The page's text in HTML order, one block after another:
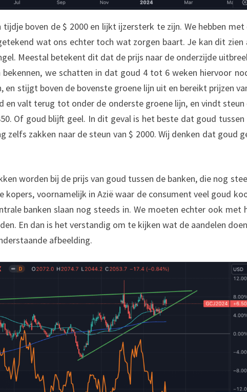
boven de $ 2000 en lijkt ijzersterk te zijn. We hebben met
wat ons echter toch wat zorgen baart. Je kan dit zien
Meestal betekent dit dat de prijs naar de onderzijde
bekennen, we schatten in dat goud 4 tot 6 weken hiervoor
stijgt boven de bovenste groene lijn uit en bereikt prijzen
en valt terug tot onder de onderste groene lijn, en vindt steun
Of goud blijft geel. In dit geval is het beste dat goud tussen
zelfs zakken naar de steun van $ 2000. Wij denken dat goud
worden bij de prijs van goud tussen de banken, die nog
kopers, voornamelijk in Azië waar de consument veel goud
banken slaan nog steeds in. We moeten echter ook met
En dan is het verstandig om te kijken wat de aandelen
afbeelding.